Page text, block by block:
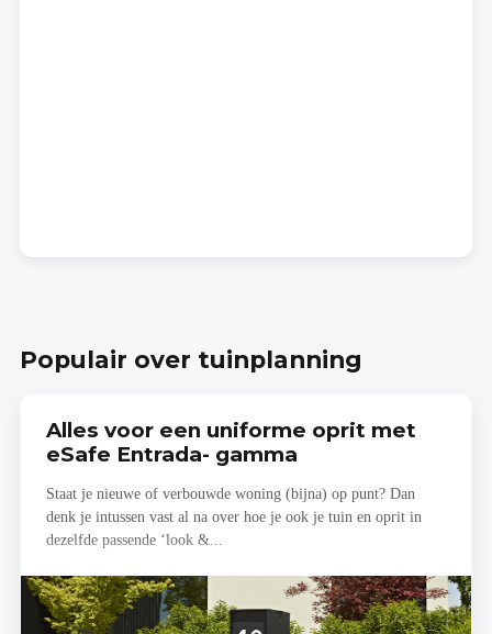
Populair over tuinplanning
Alles voor een uniforme oprit met
eSafe Entrada- gamma
Staat je nieuwe of verbouwde woning (bijna) op punt? Dan
denk je intussen vast al na over hoe je ook je tuin en oprit in
dezelfde passende ‘look &...